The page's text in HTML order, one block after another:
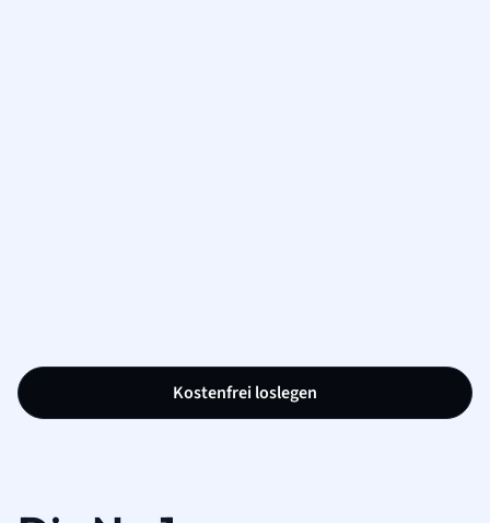
Kostenfrei loslegen